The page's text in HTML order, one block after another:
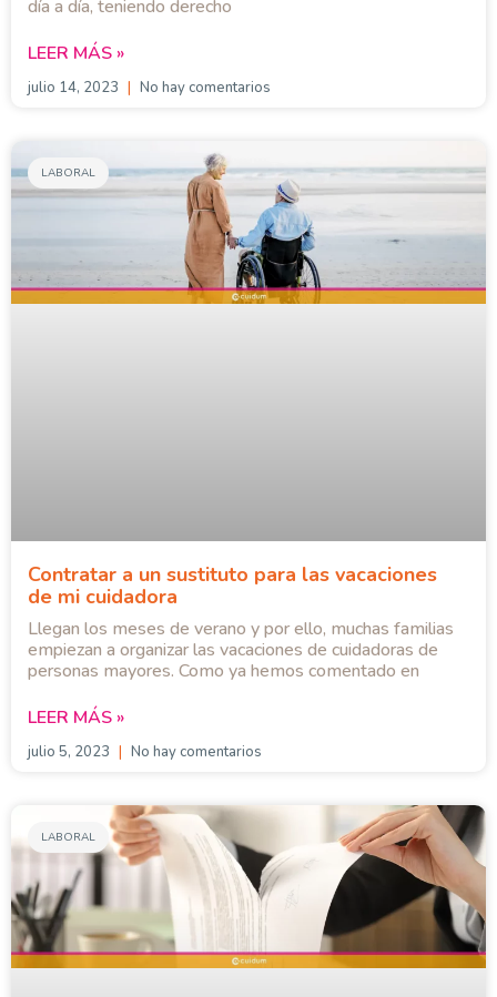
día a día, teniendo derecho
LEER MÁS »
julio 14, 2023 No hay comentarios
LABORAL
Contratar a un sustituto para las vacaciones
de mi cuidadora
Llegan los meses de verano y por ello, muchas familias
empiezan a organizar las vacaciones de cuidadoras de
personas mayores. Como ya hemos comentado en
LEER MÁS »
julio 5, 2023 No hay comentarios
LABORAL